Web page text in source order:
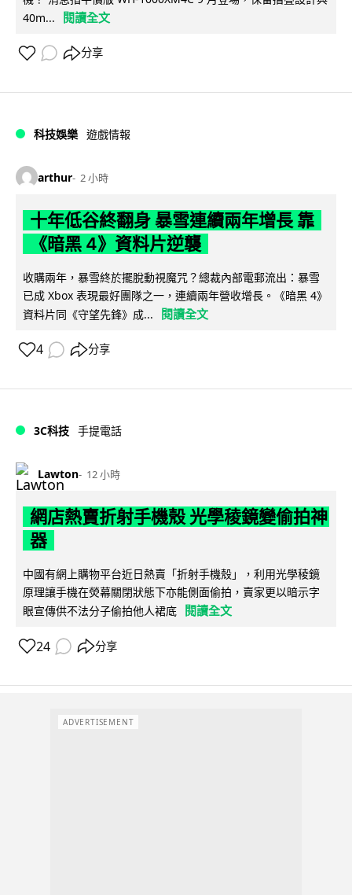
40m...
閱讀全文
分享
科技娛樂 遊戲情報
arthur 2 小時
十年低谷終翻身 暴雪連續兩年增長 靠
《暗黑 4》資料片逆襲
收購兩年，暴雪終於擺脫動視魔咒？總裁內部電郵流出：暴雪
已成 Xbox 表現最好團隊之一，連續兩年營收增長。《暗黑 4》
資料片同《守望先鋒》成...
閱讀全文
4 分享
3C科技 手提電話
Lawton 12 小時
網店熱賣折射手機殼 光學稜鏡變偷拍神
器
中國有網上購物平台近日熱賣「折射手機殼」，利用光學稜鏡
原理讓手機在熒幕關閉狀態下亦能側面偷拍，賣家更以暗示字
眼宣傳供不法分子偷拍他人裙底
閱讀全文
24 分享
ADVERTISEMENT